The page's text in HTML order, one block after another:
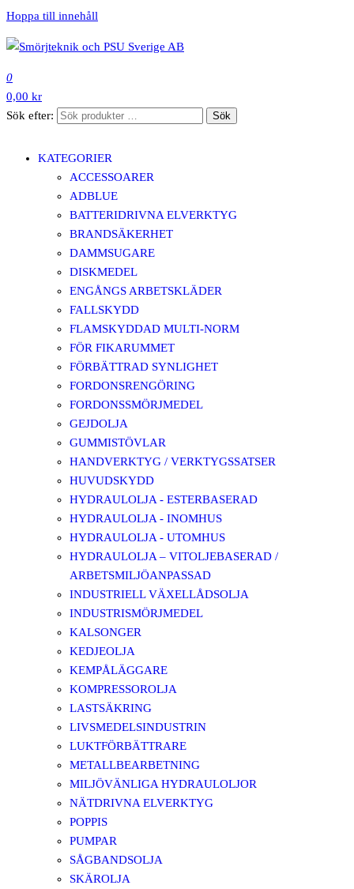
Hoppa till innehåll
0
0,00 kr
Sök efter:
Sök
KATEGORIER
ACCESSOARER
ADBLUE
BATTERIDRIVNA ELVERKTYG
BRANDSÄKERHET
DAMMSUGARE
DISKMEDEL
ENGÅNGS ARBETSKLÄDER
FALLSKYDD
FLAMSKYDDAD MULTI-NORM
FÖR FIKARUMMET
FÖRBÄTTRAD SYNLIGHET
FORDONSRENGÖRING
FORDONSSMÖRJMEDEL
GEJDOLJA
GUMMISTÖVLAR
HANDVERKTYG / VERKTYGSSATSER
HUVUDSKYDD
HYDRAULOLJA - ESTERBASERAD
HYDRAULOLJA - INOMHUS
HYDRAULOLJA - UTOMHUS
HYDRAULOLJA – VITOLJEBASERAD /
ARBETSMILJÖANPASSAD
INDUSTRIELL VÄXELLÅDSOLJA
INDUSTRISMÖRJMEDEL
KALSONGER
KEDJEOLJA
KEMPÅLÄGGARE
KOMPRESSOROLJA
LASTSÄKRING
LIVSMEDELSINDUSTRIN
LUKTFÖRBÄTTRARE
METALLBEARBETNING
MILJÖVÄNLIGA HYDRAULOLJOR
NÄTDRIVNA ELVERKTYG
POPPIS
PUMPAR
SÅGBANDSOLJA
SKÄROLJA